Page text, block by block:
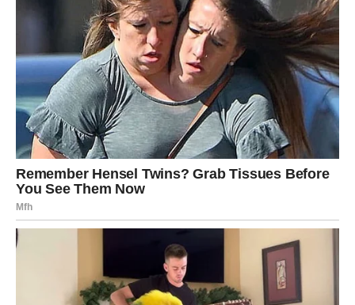
je velika promjena u ljubavi, poslu ili načinu na koji
gledate na vlastitu budućnost. Ono što je posebno
naglašeno jeste energija karmičkih nagrada – stvari koje
ste činili u prošlosti sada počinju donositi rezultate.
Za mnoge Ribe ovo će biti period u kojem će jasno vidjeti
da nijedan trud nije bio uzaludan.
Šta vam donosi džjotiš?
Sudbinske prilike, važne odluke i osjećaj da se život
konačno kreće u pravom smjeru.
Drevna indijska astrologija poručuje da pred mnogim
znakovima stoje dani važnih odluka, novih mogućnosti i